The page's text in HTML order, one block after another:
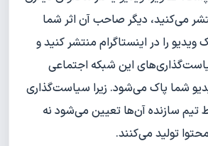
می‌کنید، دیگر صاحب آن اثر شما
ویدیو را در اینستاگرام منتشر کنید و
این شبکه اجتماعی
شما پاک می‌شود. زیرا سیاست‌گذاری‌
تیم سازنده آن‌ها تعیین می‌شود نه
تولید می‌کنند.